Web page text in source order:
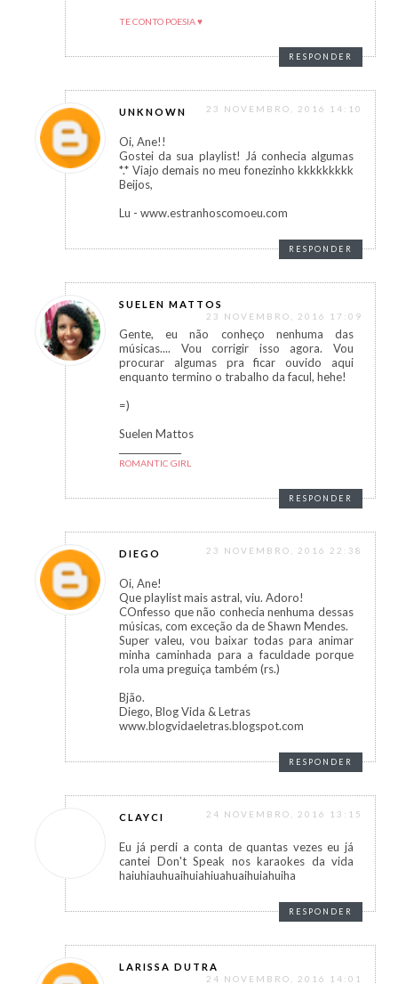
TE CONTO POESIA ♥
RESPONDER
UNKNOWN 23 NOVEMBRO, 2016 14:10
Oi, Ane!!
Gostei da sua playlist! Já conhecia algumas
*.* Viajo demais no meu fonezinho kkkkkkkkk
Beijos,
Lu - www.estranhoscomoeu.com
RESPONDER
SUELEN MATTOS
23 NOVEMBRO, 2016 17:09
Gente, eu não conheço nenhuma das
músicas.... Vou corrigir isso agora. Vou
procurar algumas pra ficar ouvido aqui
enquanto termino o trabalho da facul, hehe!
=)
Suelen Mattos
ROMANTIC GIRL
RESPONDER
DIEGO 23 NOVEMBRO, 2016 22:38
Oi, Ane!
Que playlist mais astral, viu. Adoro!
COnfesso que não conhecia nenhuma dessas
músicas, com exceção da de Shawn Mendes.
Super valeu, vou baixar todas para animar
minha caminhada para a faculdade porque
rola uma preguiça também (rs.)
Bjão.
Diego, Blog Vida & Letras
www.blogvidaeletras.blogspot.com
RESPONDER
CLAYCI 24 NOVEMBRO, 2016 13:15
Eu já perdi a conta de quantas vezes eu já
cantei Don't Speak nos karaokes da vida
haiuhiauhuaihuiahiuahuaihuiahuiha
RESPONDER
LARISSA DUTRA
24 NOVEMBRO, 2016 14:01